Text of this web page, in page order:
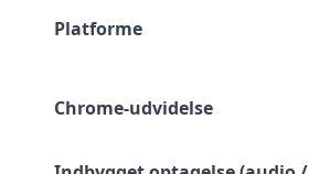
Platforme
Chrome-udvidelse